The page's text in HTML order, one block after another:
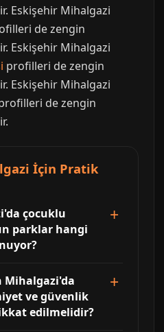
Eskişehir Mihalgazi
de zengin
Eskişehir Mihalgazi
profilleri de zengin
Eskişehir Mihalgazi
de zengin
İçin Pratik
çocuklu
parklar hangi
Mihalgazi'da
ve güvenlik
edilmelidir?